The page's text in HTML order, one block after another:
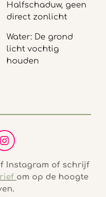
Halfschaduw, geen
direct zonlicht
Water: De grond
licht vochtig
houden
I
n
s
t
a
g
Instagram of schrijf
om op de hoogte